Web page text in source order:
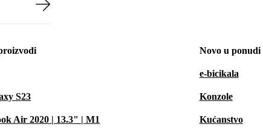
S23
Air 2020 | 13.3" | M1
Novo u ponudi
e-bicikala
Konzole
Kućanstvo